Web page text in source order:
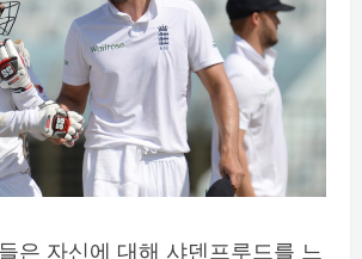
은 자신에 대해 샤덴프루드를 느